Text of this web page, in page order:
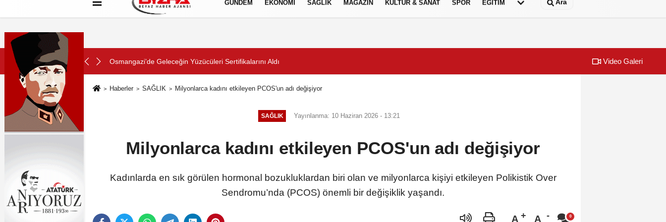
Hakkımızda Künye Çerez Politikası
GÜNDEM EKONOMİ SAĞLIK MAGAZİN KÜLTÜR & SANAT SPOR EĞİTİM Ara
SON DAKİKA:
Aldı Konya Büyükşehir Zabıtası Toplu Taşıma Denetimlerini Sürdürüyor Urla
Video Galeri
Haberler SAĞLIK Milyonlarca kadını etkileyen PCOS'un adı değişiyor
SAĞLIK Yayınlanma: 10 Haziran 2026 - 13:21
Milyonlarca kadını etkileyen PCOS'un adı değişiyor
Kadınlarda en sık görülen hormonal bozukluklardan biri olan ve milyonlarca kişiyi etkileyen Polikistik Over
Sendromu’nda (PCOS) önemli bir değişiklik yaşandı.
A A